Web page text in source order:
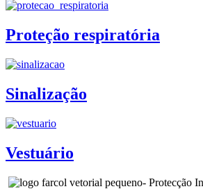
Proteção respiratória
Sinalização
Vestuário
- Protecção